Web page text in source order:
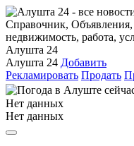
Алушта 24
Алушта 24 Добавить
Рекламировать Продать
Нет данных
Нет данных